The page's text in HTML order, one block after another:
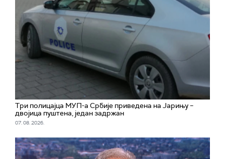
Три полицајца МУП-а Србије приведена на Јарињу –
двојица пуштена, један задржан
07. 08. 2026.